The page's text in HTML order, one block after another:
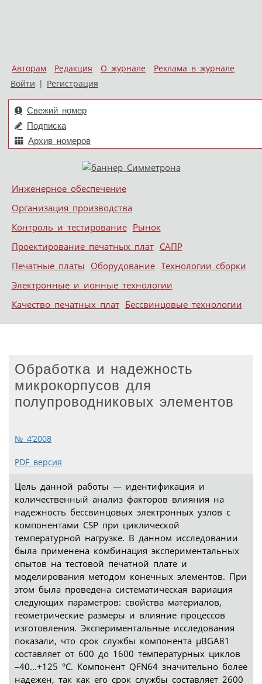
Авторам Редакция О журнале
Реклама в журнале
Войти | Регистрация
Свежий номер
Подписка
Архив номеров
Меню
Skip to content
Инженерное обеспечение
Организация производства
Контроль и тестирование Рынок
Проектирование печатных плат САПР
Печатные платы Оборудование Технологии сборки
Электронные и ионные технологии
Качество печатных плат Бессвинцовые технологии
Обработка и надежность
микрокорпусов для
полупроводниковых элементов
№ 4’2008
PDF версия
Цель данной работы — идентификация и
количественный анализ факторов влияния на
надежность бессвинцовых электронных узлов с
компонентами CSP при циклической
температурной нагрузке. В данном исследовании
была применена комбинация экспериментальных
опытов на тестовой печатной плате и
моделирования методом конечных элементов. При
этом была проведена систематическая вариация
следующих параметров: свойства материалов,
геометрические размеры и влияние процессов
изготовления. Экспериментальные исследования
показали, что срок службы компонента μBGA81
составляет от 600 до 1600 температурных циклов
–40...+125 °C. Компонент QFN64 значительно более
надежен, так как его срок службы составляет 2600